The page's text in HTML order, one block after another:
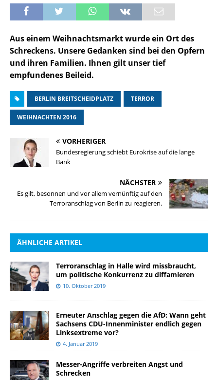
Aus einem Weihnachtsmarkt wurde ein Ort des
Schreckens. Unsere Gedanken sind bei den Opfern
und ihren Familien. Ihnen gilt unser tief
empfundenes Beileid.
BERLIN BREITSCHEIDPLATZ TERROR
WEIHNACHTEN 2016
VORHERIGER
Bundesregierung schiebt Eurokrise auf die lange
Bank
NÄCHSTER
Es gilt, besonnen und vor allem vernünftig auf den
Terroranschlag von Berlin zu reagieren.
ÄHNLICHE ARTIKEL
Terroranschlag in Halle wird missbraucht,
um politische Konkurrenz zu diffamieren
10. Oktober 2019
Erneuter Anschlag gegen die AfD: Wann geht
Sachsens CDU-Innenminister endlich gegen
Linksextreme vor?
4. Januar 2019
Messer-Angriffe verbreiten Angst und
Schrecken